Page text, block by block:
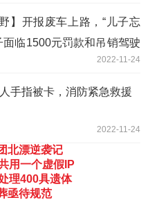
】开报废车上路，“儿子忘
面临1500元罚款和吊销驾驶
2022-11-24
手指被卡，消防紧急救援
2022-11-24
北漂逆袭记
用一个虚假IP
理400具遗体
亟待规范